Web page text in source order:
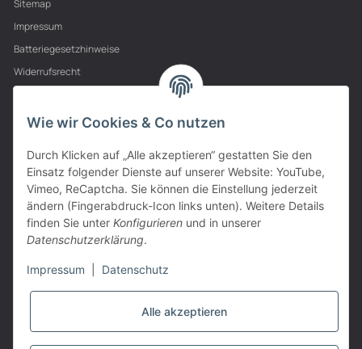
Sitemap
Impressum
Batteriegesetzhinweise
Widerrufsrecht
PARTNER
VERTRAG WIDERRUFEN
Wie wir Cookies & Co nutzen
Durch Klicken auf „Alle akzeptieren“ gestatten Sie den
Einsatz folgender Dienste auf unserer Website: YouTube,
Vimeo, ReCaptcha. Sie können die Einstellung jederzeit
ändern (Fingerabdruck-Icon links unten). Weitere Details
finden Sie unter Konfigurieren und in unserer
Datenschutzerklärung.
Impressum Datenschutz
Alle akzeptieren